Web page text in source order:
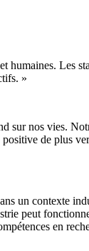
humaines. Les
»
sur nos vies.
de plus
un contexte
peut
en